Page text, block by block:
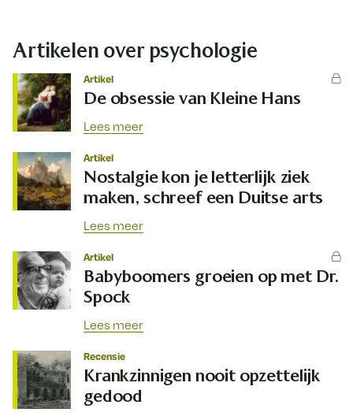
Artikelen over psychologie
Artikel
De obsessie van Kleine Hans
Lees meer
Artikel
Nostalgie kon je letterlijk ziek
maken, schreef een Duitse arts
Lees meer
Artikel
Babyboomers groeien op met Dr.
Spock
Lees meer
Recensie
Krankzinnigen nooit opzettelijk
gedood